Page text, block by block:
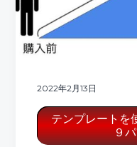
2022年2月13日
テンプレートを
９